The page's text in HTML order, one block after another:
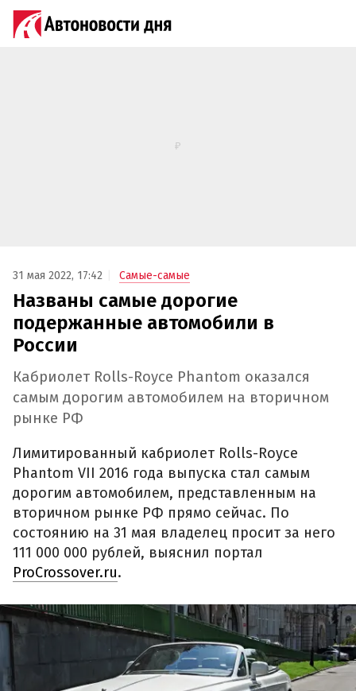
31 мая 2022, 17:42 Самые-самые
Названы самые дорогие
подержанные автомобили в
России
Кабриолет Rolls-Royce Phantom оказался
самым дорогим автомобилем на вторичном
рынке РФ
Лимитированный кабриолет Rolls-Royce
Phantom VII 2016 года выпуска стал самым
дорогим автомобилем, представленным на
вторичном рынке РФ прямо сейчас. По
состоянию на 31 мая владелец просит за него
111 000 000 рублей, выяснил портал
ProCrossover.ru.